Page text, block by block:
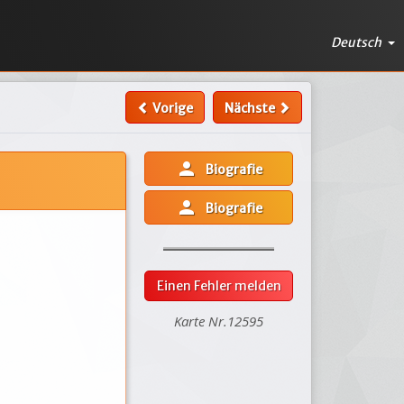
Deutsch
Vorige Nächste
person Biografie
person Biografie
Einen Fehler melden
Karte Nr.12595